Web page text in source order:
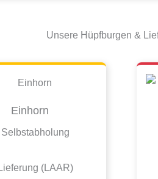
Unsere Hüpfburgen &
Einhorn
(LAAR)